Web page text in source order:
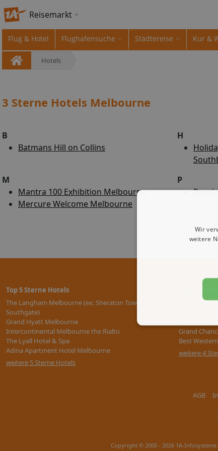
Reisemarkt
Flug & Hotel Flughafensuche Städtereise Kur &
Hotels
3 Sterne Hotels Melbourne
B
Batmans Hill on Collins
H
M
Mantra 100 Exhibition Melbourne
Mercure Welcome Melbourne
P
Top 5 Sterne Hotels
The Langham Melbourne (ex: Sheraton Towers
Southgate)
Grand Hyatt Melbourne
Intercontinental Melbourne the Rialto
The Lyall Hotel & Spa
Adina Apartment Hotel Melbourne
weitere 5 Sterne Hotels
Hilton On
Grand
Best
weitere 4
AGB
Copyright © 2000 - 2026 1A-
Wir
weitere